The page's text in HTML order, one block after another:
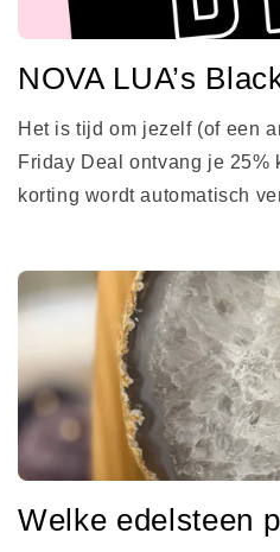
NOVA LUA’s
Het is tijd om jezelf (of een
Friday Deal ontvang je 25%
korting wordt automatisch
Welke edelsteen